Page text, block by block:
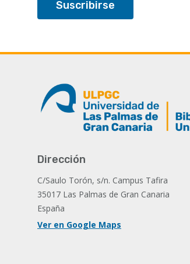
Dirección
C/Saulo Torón, s/n. Campus Tafira
35017 Las Palmas de Gran Canaria
España
Ver en Google Maps